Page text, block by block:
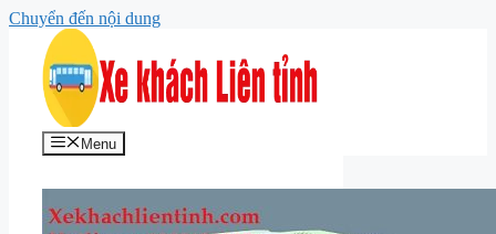
Chuyển đến nội dung
Menu